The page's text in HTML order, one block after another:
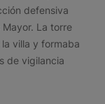
defensiva
La torre
villa y formaba
de vigilancia